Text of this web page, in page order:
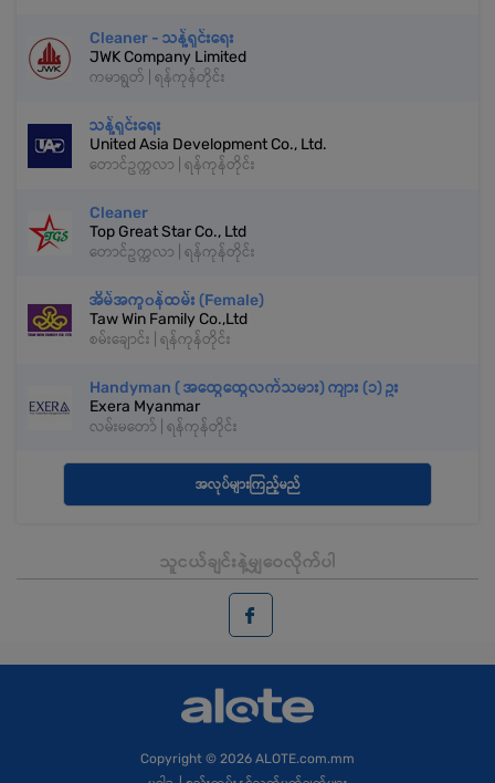
Cleaner - သန့်ရှင်းရေး
JWK Company Limited
ကမာရွတ် | ရန်ကုန်တိုင်း
သန့်ရှင်းရေး
United Asia Development Co., Ltd.
တောင်ဥက္ကလာ | ရန်ကုန်တိုင်း
Cleaner
Top Great Star Co., Ltd
တောင်ဥက္ကလာ | ရန်ကုန်တိုင်း
အိမ်အကူ၀န်ထမ်း (Female)
Taw Win Family Co.,Ltd
စမ်းချောင်း | ရန်ကုန်တိုင်း
Handyman ( အထွေထွေလက်သမား) ကျား (၁) ဥး
Exera Myanmar
လမ်းမတော် | ရန်ကုန်တိုင်း
အလုပ်များကြည့်မည်
သူငယ်ချင်းနဲ့မျှဝေလိုက်ပါ
Copyright © 2026 ALOTE.com.mm